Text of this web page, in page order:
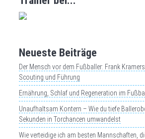
Neueste Beiträge
Der Mensch vor dem Fußballer: Frank
Scouting und Führung
Ernährung, Schlaf und Regeneration im Fußball
Unaufhaltsam Kontern – Wie du tiefe
Sekunden in Torchancen umwandelst
Wie verteidige ich am besten Mannschaften,